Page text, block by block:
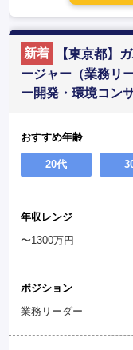
新着
【東京都】
ージャー（業務リ
ー開発・環境コン
おすすめ年齢
20代
年収レンジ
〜1300万円
ポジション
業務リーダー